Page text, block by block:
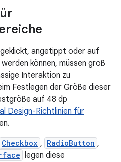
angetippt oder auf
können, müssen groß
Interaktion zu
Festlegen der Größe dieser
auf 48 dp
Design-Richtlinien für
Checkbox , RadioButton ,
legen diese